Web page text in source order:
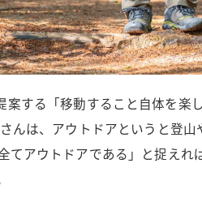
提案する「移動すること自体を
んは、アウトドアというと登
てアウトドアである」と捉え